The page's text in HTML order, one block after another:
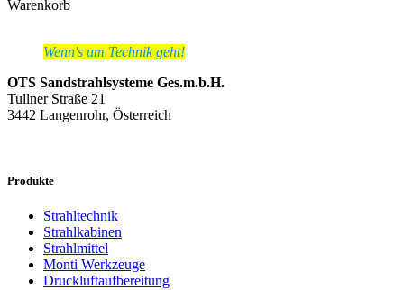
Warenkorb
Wenn's um Technik geht!
OTS Sandstrahlsysteme Ges.m.b.H.
Tullner Straße 21
3442 Langenrohr, Österreich
Produkte
Strahltechnik
Strahlkabinen
Strahlmittel
Monti Werkzeuge
Druckluftaufbereitung